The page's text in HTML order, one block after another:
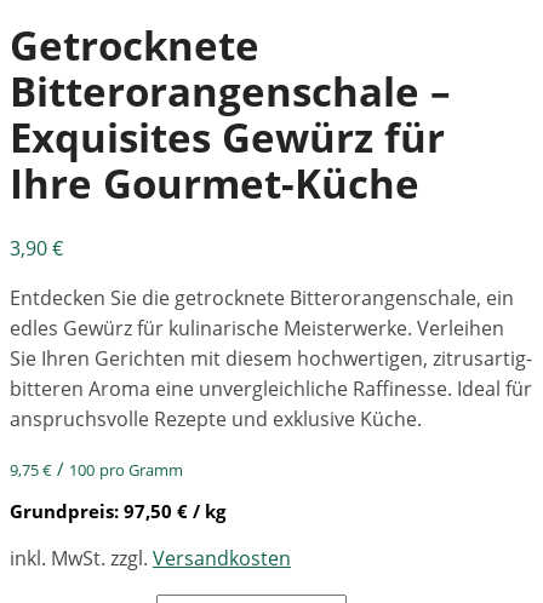
Getrocknete
Bitterorangenschale –
Exquisites Gewürz für
Ihre Gourmet-Küche
3,90€
Entdecken Sie die getrocknete Bitterorangenschale, ein
edles Gewürz für kulinarische Meisterwerke. Verleihen
Sie Ihren Gerichten mit diesem hochwertigen, zitrusartig-
bitteren Aroma eine unvergleichliche Raffinesse. Ideal für
anspruchsvolle Rezepte und exklusive Küche.
9,75€ / 100 pro Gramm
Grundpreis: 97,50 € / kg
inkl. MwSt. zzgl. Versandkosten